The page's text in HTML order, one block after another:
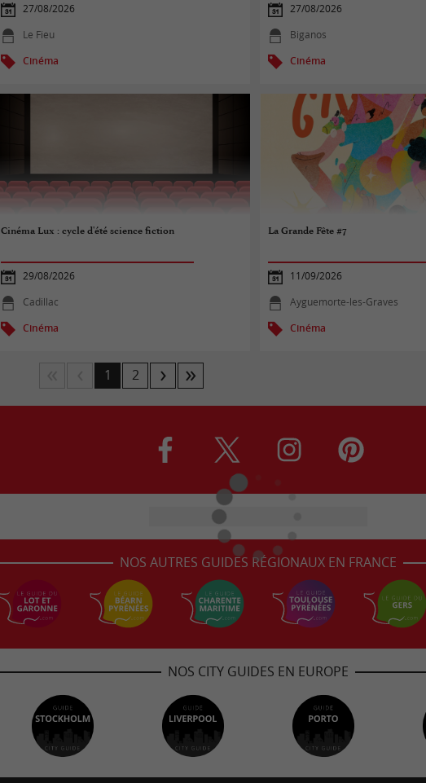
27/08/2026
Le Fieu
Cinéma
27/08/2026
Biganos
Cinéma
Cinéma Lux : cycle d'été science fiction
29/08/2026
Cadillac
Cinéma
La Grande Fête #7
11/09/2026
Ayguemorte-les-Graves
Cinéma
1 2
NOS AUTRES GUIDES RÉGIONAUX EN FRANCE
NOS CITY GUIDES EN EUROPE